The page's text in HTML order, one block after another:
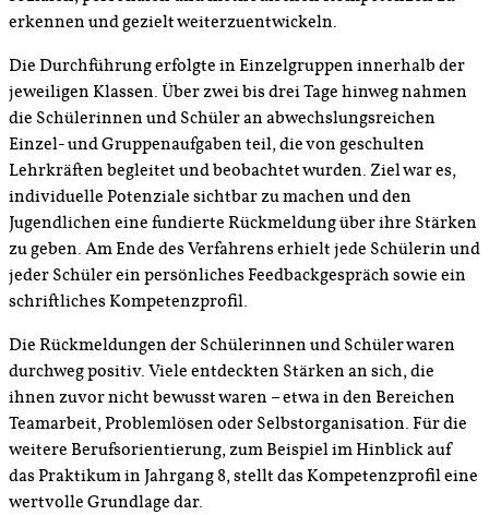
erkennen und gezielt weiterzuentwickeln.
Die Durchführung erfolgte in Einzelgruppen innerhalb der
jeweiligen Klassen. Über zwei bis drei Tage hinweg nahmen
die Schülerinnen und Schüler an abwechslungsreichen
Einzel- und Gruppenaufgaben teil, die von geschulten
Lehrkräften begleitet und beobachtet wurden. Ziel war es,
individuelle Potenziale sichtbar zu machen und den
Jugendlichen eine fundierte Rückmeldung über ihre Stärken
zu geben. Am Ende des Verfahrens erhielt jede Schülerin und
jeder Schüler ein persönliches Feedbackgespräch sowie ein
schriftliches Kompetenzprofil.
Die Rückmeldungen der Schülerinnen und Schüler waren
durchweg positiv. Viele entdeckten Stärken an sich, die
ihnen zuvor nicht bewusst waren – etwa in den Bereichen
Teamarbeit, Problemlösen oder Selbstorganisation. Für die
weitere Berufsorientierung, zum Beispiel im Hinblick auf
das Praktikum in Jahrgang 8, stellt das Kompetenzprofil eine
wertvolle Grundlage dar.